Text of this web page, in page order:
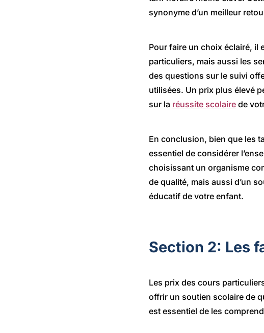
synonyme d’un meilleur
Pour faire un choix éclairé, il
particuliers, mais aussi les
des questions sur le suivi
utilisées. Un prix plus élevé
sur la réussite scolaire de
En conclusion, bien que les
essentiel de considérer
choisissant un organisme
de qualité, mais aussi d’un
éducatif de votre enfant.
Section 2: Les
Les prix des cours
offrir un soutien scolaire de
est essentiel de les